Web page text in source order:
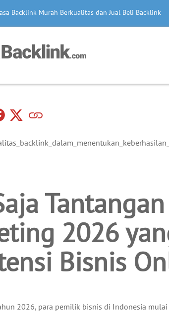
Backlink Murah Berkualitas dan Jual Beli Backlink
2026
Bisnis
2026, para pemilik bisnis di Indonesia